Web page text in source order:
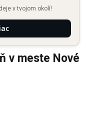
v tvojom okolí!
v meste Nové